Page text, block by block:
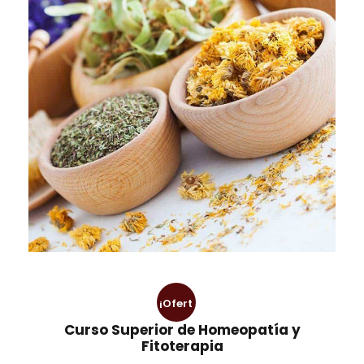
¡Ofert
a!
Curso Superior de Homeopatía y
Fitoterapia